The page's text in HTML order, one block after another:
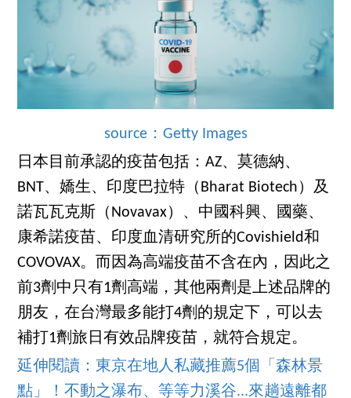
source：Getty Images
日本目前承認的疫苗包括：AZ、莫德納、
BNT、嬌生、印度巴拉特（Bharat Biotech）及
諾瓦瓦克斯（Novavax）、中國科興、國藥、
康希諾疫苗、印度血清研究所的Covishield和
COVOVAX。而因為高端疫苗不含在內，因此之
前3劑中只有1劑高端，其他兩劑是上述品牌的
朋友，在台灣最多能打4劑的規定下，可以去
補打1劑旅日有效品牌疫苗，就符合規定。
延伸閱讀：東京在地人私藏推薦5個「森林景
點」！不動之瀑布、等等力溪谷...來趟遠離都